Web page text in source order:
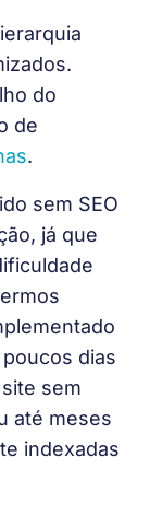
do
de
.
sem SEO
já que
dias
sem
até meses
indexadas